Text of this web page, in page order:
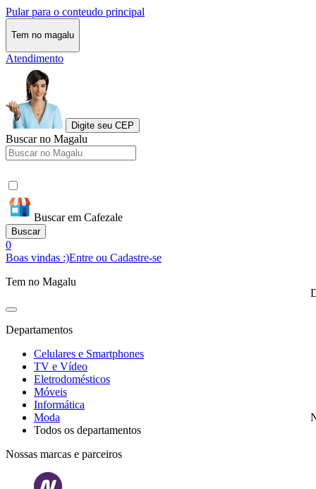
Pular para o conteudo principal
Tem no magalu
Atendimento
Digite seu CEP
Buscar no Magalu
Buscar em Cafezale
Buscar
0
Boas vindas :)Entre ou Cadastre-se
Tem no Magalu
Departamentos
Celulares e Smartphones
TV e Vídeo
Eletrodomésticos
Móveis
Informática
Moda
Todos os departamentos
Nossas marcas e parceiros